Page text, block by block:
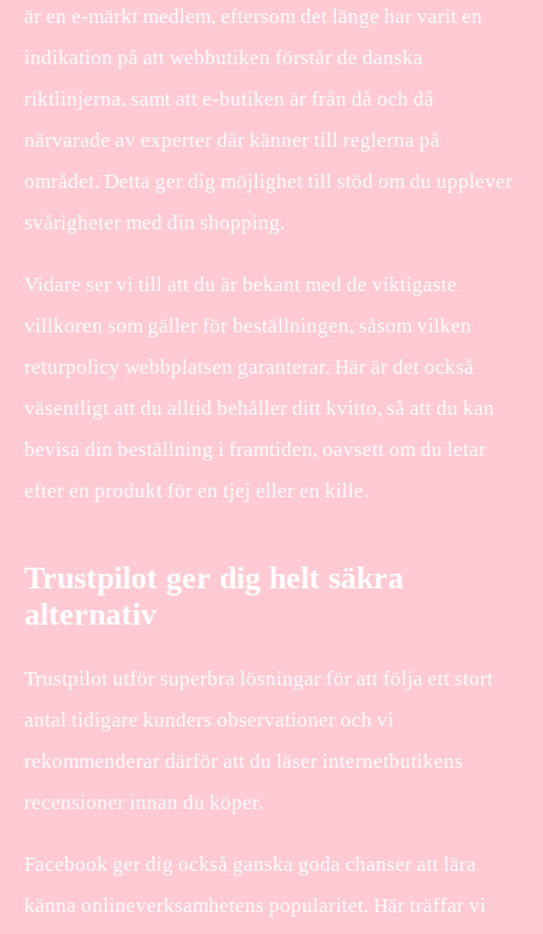
är en e-märkt medlem, eftersom det länge har varit en
indikation på att webbutiken förstår de danska
riktlinjerna, samt att e-butiken är från då och då
närvarade av experter där känner till reglerna på
området. Detta ger dig möjlighet till stöd om du upplever
svårigheter med din shopping.
Vidare ser vi till att du är bekant med de viktigaste
villkoren som gäller för beställningen, såsom vilken
returpolicy webbplatsen garanterar. Här är det också
väsentligt att du alltid behåller ditt kvitto, så att du kan
bevisa din beställning i framtiden, oavsett om du letar
efter en produkt för en tjej eller en kille.
Trustpilot ger dig helt säkra
alternativ
Trustpilot utför superbra lösningar för att följa ett stort
antal tidigare kunders observationer och vi
rekommenderar därför att du läser internetbutikens
recensioner innan du köper.
Facebook ger dig också ganska goda chanser att lära
känna onlineverksamhetens popularitet. Här träffar vi